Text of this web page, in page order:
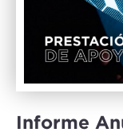
Informe